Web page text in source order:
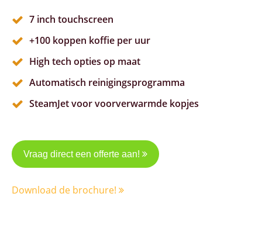
7 inch touchscreen
+100 koppen koffie per uur
High tech opties op maat
Automatisch reinigingsprogramma
SteamJet voor voorverwarmde kopjes
Vraag direct een offerte aan!
Download de brochure!